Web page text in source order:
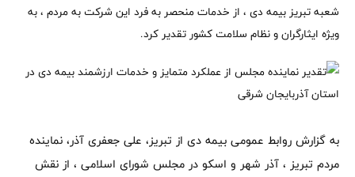
شعبه تبریز بیمه دی ، از خدمات منحصر به فرد این شرکت به مردم ، به
ویژه ایثارگران و نظام سلامت کشور تقدیر کرد.
به گزارش روابط عمومی بیمه دی از تبریز، علی جعفری آذر، نماینده
مردم تبریز ، آذر شهر و اسکو در مجلس شورای اسلامی ، از نقش